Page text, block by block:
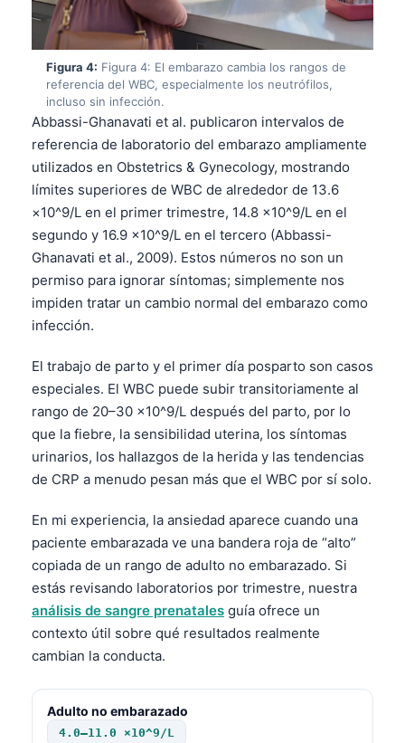
Figura 4: Figura 4: El embarazo cambia los rangos de
referencia del WBC, especialmente los neutrófilos,
incluso sin infección.
Abbassi-Ghanavati et al. publicaron intervalos de
referencia de laboratorio del embarazo ampliamente
utilizados en Obstetrics & Gynecology, mostrando
límites superiores de WBC de alrededor de 13.6
×10^9/L en el primer trimestre, 14.8 ×10^9/L en el
segundo y 16.9 ×10^9/L en el tercero (Abbassi-
Ghanavati et al., 2009). Estos números no son un
permiso para ignorar síntomas; simplemente nos
impiden tratar un cambio normal del embarazo como
infección.
El trabajo de parto y el primer día posparto son casos
especiales. El WBC puede subir transitoriamente al
rango de 20–30 ×10^9/L después del parto, por lo
que la fiebre, la sensibilidad uterina, los síntomas
urinarios, los hallazgos de la herida y las tendencias
de CRP a menudo pesan más que el WBC por sí solo.
En mi experiencia, la ansiedad aparece cuando una
paciente embarazada ve una bandera roja de “alto”
copiada de un rango de adulto no embarazado. Si
estás revisando laboratorios por trimestre, nuestra
análisis de sangre prenatales guía ofrece un
contexto útil sobre qué resultados realmente
cambian la conducta.
Adulto no embarazado
4.0–11.0 ×10^9/L